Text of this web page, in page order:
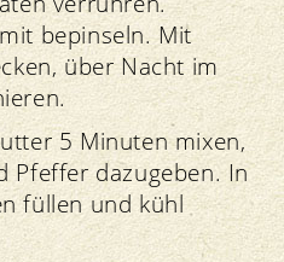
bepinseln. Mit
über Nacht im
5 Minuten mixen,
Pfeffer dazugeben. In
füllen und kühl